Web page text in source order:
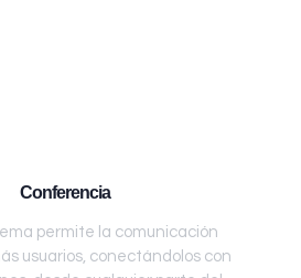
Conferencia
permite la comunicación
usuarios, conectándolos con